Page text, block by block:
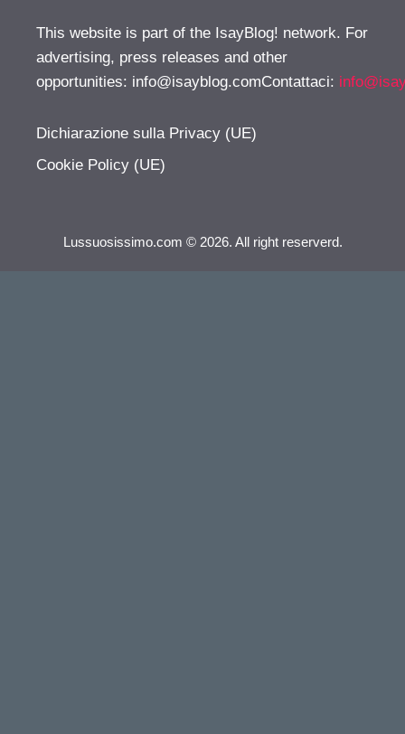
This website is part of the IsayBlog! network. For
advertising, press releases and other
opportunities: info@isayblog.comContattaci:
Dichiarazione sulla Privacy (UE)
Cookie Policy (UE)
Lussuosissimo.com © 2026. All right reserverd.